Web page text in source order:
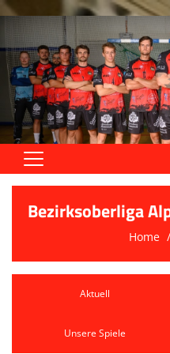
Home
Aktive
Trainingszeiten
Bezirksoberliga
Home
Aktuell
Unsere Spiele